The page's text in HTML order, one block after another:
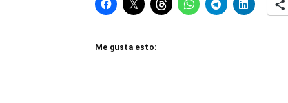
Me gusta esto: